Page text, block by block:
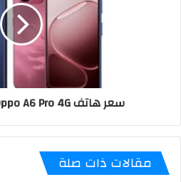
سعر هاتف Oppo A6 Pro 4G في مصر 2026
مقالات ذات صلة